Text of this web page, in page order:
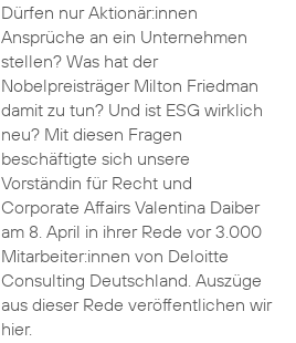
Dürfen nur Aktionär:innen
Ansprüche an ein Unternehmen
stellen? Was hat der
Nobelpreisträger Milton Friedman
damit zu tun? Und ist ESG wirklich
neu? Mit diesen Fragen
beschäftigte sich unsere
Vorständin für Recht und
Corporate Affairs Valentina Daiber
am 8. April in ihrer Rede vor 3.000
Mitarbeiter:innen von Deloitte
Consulting Deutschland. Auszüge
aus dieser Rede veröffentlichen wir
hier.